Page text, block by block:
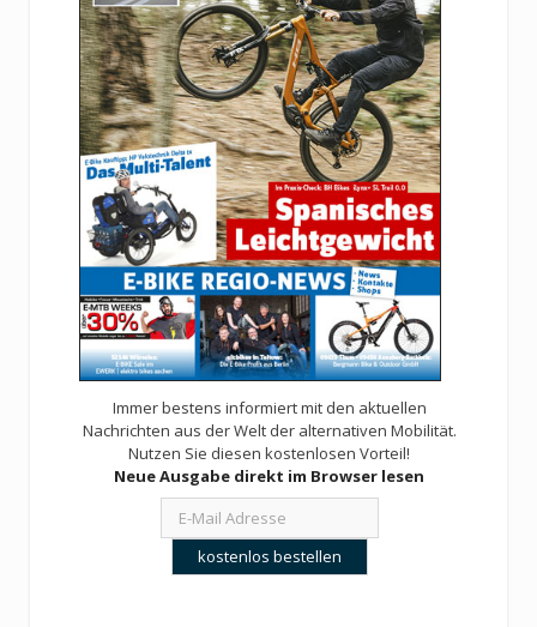
Immer bestens informiert mit den aktuellen
Nachrichten aus der Welt der alternativen Mobilität.
Nutzen Sie diesen kostenlosen Vorteil!
Neue Ausgabe direkt im Browser lesen